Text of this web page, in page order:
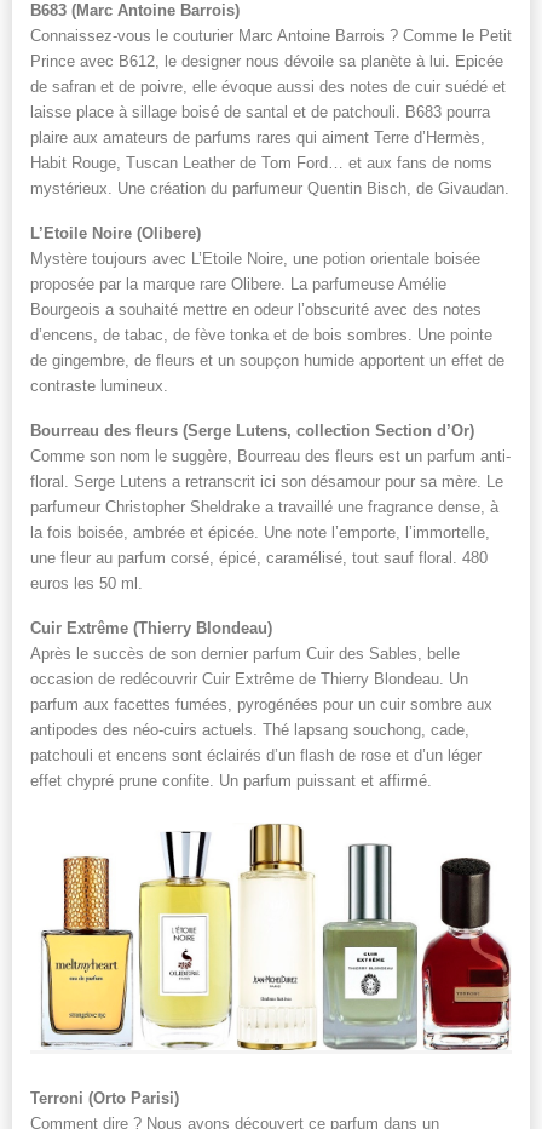
B683 (Marc Antoine Barrois)
Connaissez-vous le couturier Marc Antoine Barrois ? Comme le Petit
Prince avec B612, le designer nous dévoile sa planète à lui. Epicée
de safran et de poivre, elle évoque aussi des notes de cuir suédé et
laisse place à sillage boisé de santal et de patchouli. B683 pourra
plaire aux amateurs de parfums rares qui aiment Terre d’Hermès,
Habit Rouge, Tuscan Leather de Tom Ford… et aux fans de noms
mystérieux. Une création du parfumeur Quentin Bisch, de Givaudan.
L’Etoile Noire (Olibere)
Mystère toujours avec L’Etoile Noire, une potion orientale boisée
proposée par la marque rare Olibere. La parfumeuse Amélie
Bourgeois a souhaité mettre en odeur l’obscurité avec des notes
d’encens, de tabac, de fève tonka et de bois sombres. Une pointe
de gingembre, de fleurs et un soupçon humide apportent un effet de
contraste lumineux.
Bourreau des fleurs (Serge Lutens, collection Section d’Or)
Comme son nom le suggère, Bourreau des fleurs est un parfum anti-
floral. Serge Lutens a retranscrit ici son désamour pour sa mère. Le
parfumeur Christopher Sheldrake a travaillé une fragrance dense, à
la fois boisée, ambrée et épicée. Une note l’emporte, l’immortelle,
une fleur au parfum corsé, épicé, caramélisé, tout sauf floral. 480
euros les 50 ml.
Cuir Extrême (Thierry Blondeau)
Après le succès de son dernier parfum Cuir des Sables, belle
occasion de redécouvrir Cuir Extrême de Thierry Blondeau. Un
parfum aux facettes fumées, pyrogénées pour un cuir sombre aux
antipodes des néo-cuirs actuels. Thé lapsang souchong, cade,
patchouli et encens sont éclairés d’un flash de rose et d’un léger
effet chypré prune confite. Un parfum puissant et affirmé.
Terroni (Orto Parisi)
Comment dire ? Nous avons découvert ce parfum dans un